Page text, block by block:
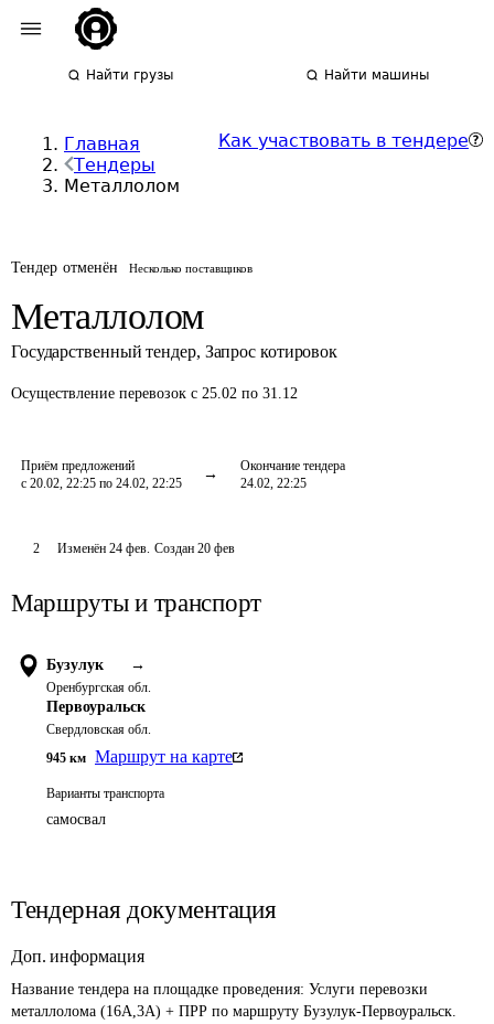
Найти грузы Найти машины
Главная
Тендеры
Металлолом
Как участвовать в тендере
Тендер отменён Несколько поставщиков
Металлолом
Государственный тендер, Запрос котировок
Осуществление перевозок с 25.02 по 31.12
Приём предложений
с 20.02, 22:25 по 24.02, 22:25
Окончание тендера
24.02, 22:25
2 Изменён 24 фев. Создан 20 фев
Маршруты и транспорт
Бузулук →
Оренбургская обл.
Первоуральск
Свердловская обл.
945 км Маршрут на карте
Варианты транспорта
самосвал
Тендерная документация
Доп. информация
Название тендера на площадке проведения: Услуги перевозки
металлолома (16А,3А) + ПРР по маршруту Бузулук-Первоуральск.